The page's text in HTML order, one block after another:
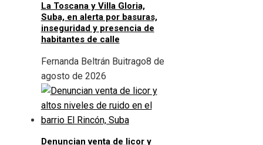
La Toscana y Villa Gloria,
Suba, en alerta por basuras,
inseguridad y presencia de
habitantes de calle
Fernanda Beltrán Buitrago8 de
agosto de 2026
Denuncian venta de licor y